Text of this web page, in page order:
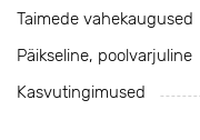
Taimede vahekaugused
Päikseline, poolvarjuline
Kasvutingimused